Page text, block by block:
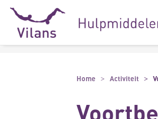
Naar hoofdinhoud
Naar footer
Home Activiteit